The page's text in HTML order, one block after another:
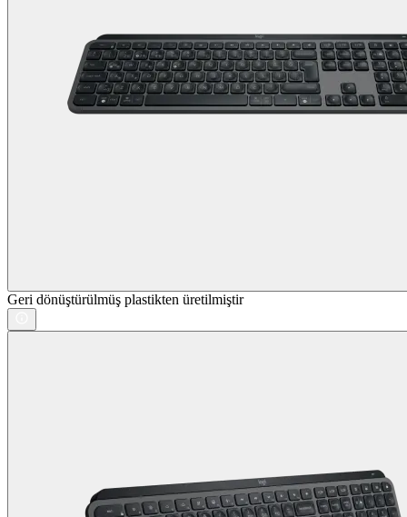
Geri dönüştürülmüş plastikten üretilmiştir